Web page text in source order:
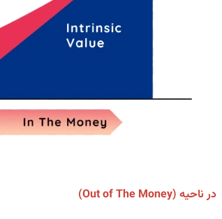
در ناحیه (Out of The Money)